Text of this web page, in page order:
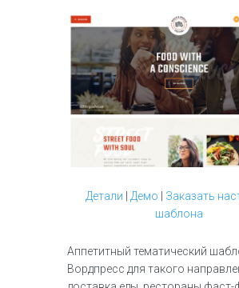
Детали Демо
Заказать
шаблона
Аппетитный тематический
Вордпресс для такого